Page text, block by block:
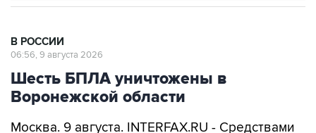
В РОССИИ
06:56, 9 августа 2026
Шесть БПЛА уничтожены в
Воронежской области
Москва. 9 августа. INTERFAX.RU - Средствами